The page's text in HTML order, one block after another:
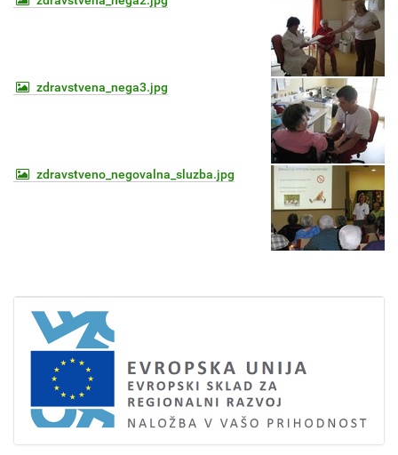
zdravstvena_nega3.jpg
zdravstveno_negovalna_sluzba.jpg